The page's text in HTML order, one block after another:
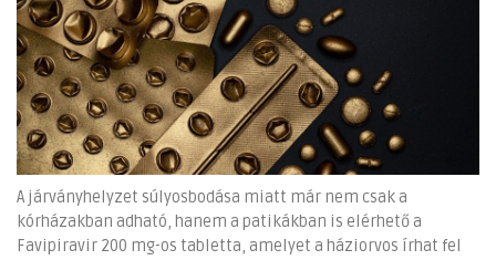
A járványhelyzet súlyosbodása miatt már nem csak a
kórházakban adható, hanem a patikákban is elérhető a
Favipiravir 200 mg-os tabletta, amelyet a háziorvos írhat fel